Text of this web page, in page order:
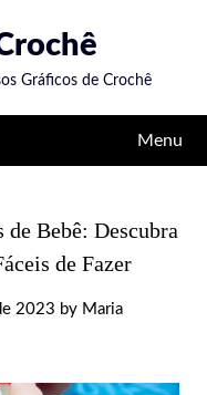
Gráficos de Crochê
Menu
Bebê: Descubra
de Fazer
2023 by Maria